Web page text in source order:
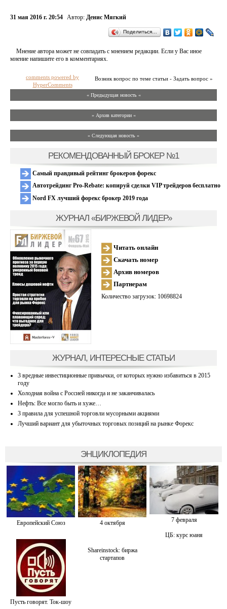
31 мая 2016 г. 20:54 Автор: Денис Мягкий
Поделиться…
Мнение автора может не совпадать с мнением редакции. Если у Вас иное
мнение напишите его в комментариях.
Возник вопрос по теме статьи - Задать вопрос »
comments powered by
HyperComments
« Предыдущая новость «
» Архив категории «
» Следующая новость »
РЕКОМЕНДОВАННЫЙ БРОКЕР №1
Самый правдивый рейтинг брокеров форекс
Автотрейдинг Pro-Rebate: копируй сделки VIP трейдеров бесплатно
Nord FX лучший форекс брокер 2019 года
ЖУРНАЛ «БИРЖЕВОЙ ЛИДЕР»
Читать онлайн
Скачать номер
Архив номеров
Партнерам
Количество загрузок: 10698824
ЖУРНАЛ, ИНТЕРЕСНЫЕ СТАТЬИ
3 вредные инвестиционные привычки, от которых нужно избавиться в 2015
году
Холодная война с Россией никогда и не заканчивалась
Нефть: Все могло быть и хуже…
3 правила для успешной торговли мусорными акциями
Лучший вариант для убыточных торговых позиций на рынке Форекс
ЭНЦИКЛОПЕДИЯ
Европейский Союз 4 октября 7 февраля
ЦБ: курс юаня
Пусть говорят. Ток-шоу
Shareinstock: биржа
стартапов